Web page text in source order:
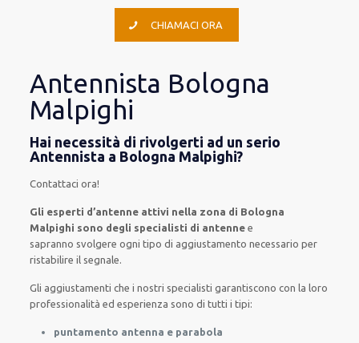
CHIAMACI ORA
Antennista Bologna
Malpighi
Hai necessità di rivolgerti ad un serio
Antennista a Bologna Malpighi?
Contattaci ora!
Gli esperti d’antenne attivi nella zona di Bologna
Malpighi sono degli specialisti di antenne e
sapranno svolgere ogni tipo di aggiustamento necessario per
ristabilire il segnale.
Gli aggiustamenti che i nostri specialisti garantiscono con la loro
professionalità ed esperienza sono di tutti i tipi:
puntamento antenna e parabola